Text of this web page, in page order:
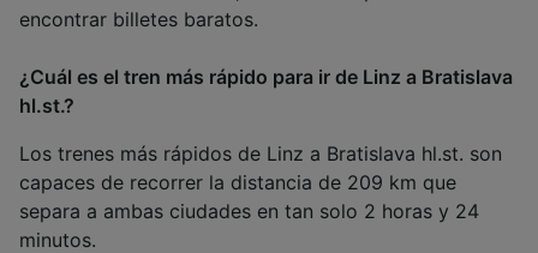
encontrar billetes baratos.
¿Cuál es el tren más rápido para ir de Linz a Bratislava
hl.st.?
Los trenes más rápidos de Linz a Bratislava hl.st. son
capaces de recorrer la distancia de 209 km que
separa a ambas ciudades en tan solo 2 horas y 24
minutos.